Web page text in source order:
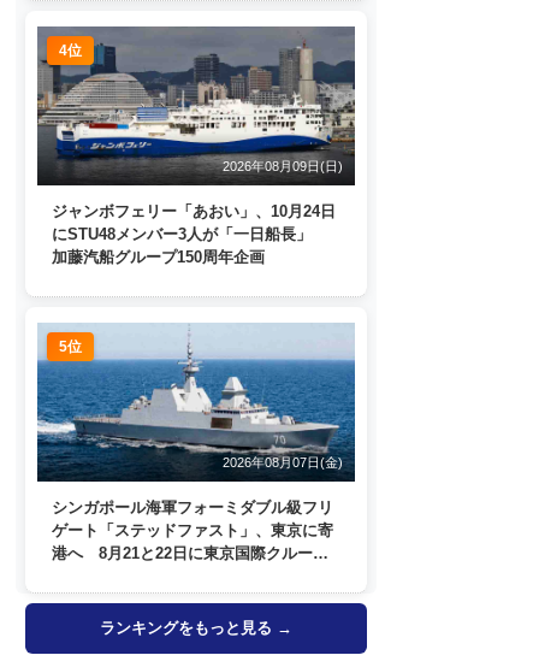
4位
2026年08月09日(日)
ジャンボフェリー「あおい」、10月24日
にSTU48メンバー3人が「一日船長」
加藤汽船グループ150周年企画
5位
2026年08月07日(金)
シンガポール海軍フォーミダブル級フリ
ゲート「ステッドファスト」、東京に寄
港へ 8月21と22日に東京国際クルーズ
ランキングをもっと見る →